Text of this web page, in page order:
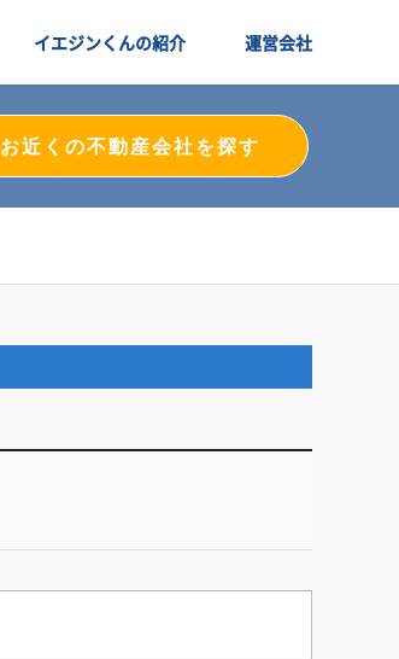
イエジンくんの紹介 運営会社
お近くの不動産会社を探す